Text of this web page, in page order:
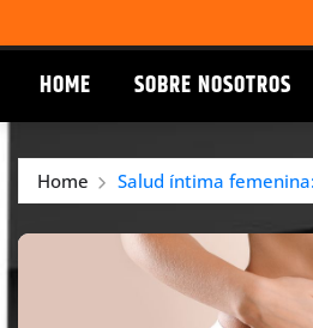
HOME SOBRE NOSOTROS
Home Salud íntima